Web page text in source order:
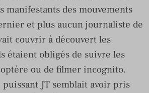
manifestants des mouvements
et plus aucun journaliste de
couvrir à découvert les
étaient obligés de suivre les
ou de filmer incognito.
puissant JT semblait avoir pris